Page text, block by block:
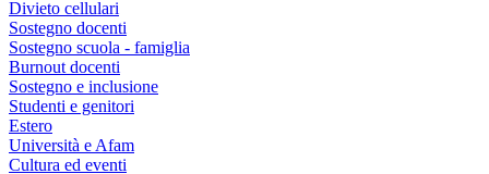
Divieto cellulari
Sostegno docenti
Sostegno scuola - famiglia
Burnout docenti
Sostegno e inclusione
Studenti e genitori
Estero
Università e Afam
Cultura ed eventi